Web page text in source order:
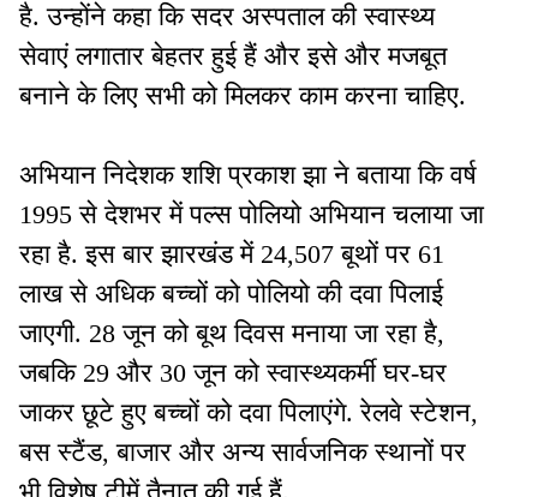
है. उन्होंने कहा कि सदर अस्पताल की स्वास्थ्य
सेवाएं लगातार बेहतर हुई हैं और इसे और मजबूत
बनाने के लिए सभी को मिलकर काम करना चाहिए.
अभियान निदेशक शशि प्रकाश झा ने बताया कि वर्ष
1995 से देशभर में पल्स पोलियो अभियान चलाया जा
रहा है. इस बार झारखंड में 24,507 बूथों पर 61
लाख से अधिक बच्चों को पोलियो की दवा पिलाई
जाएगी. 28 जून को बूथ दिवस मनाया जा रहा है,
जबकि 29 और 30 जून को स्वास्थ्यकर्मी घर-घर
जाकर छूटे हुए बच्चों को दवा पिलाएंगे. रेलवे स्टेशन,
बस स्टैंड, बाजार और अन्य सार्वजनिक स्थानों पर